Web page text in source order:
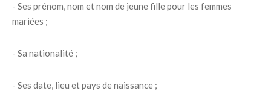
- Ses prénom, nom et nom de jeune fille pour les femmes
mariées ;
- Sa nationalité ;
- Ses date, lieu et pays de naissance ;